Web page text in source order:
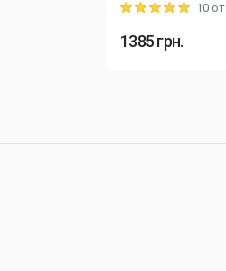
Rating: 5 out of 5
10
1385грн.